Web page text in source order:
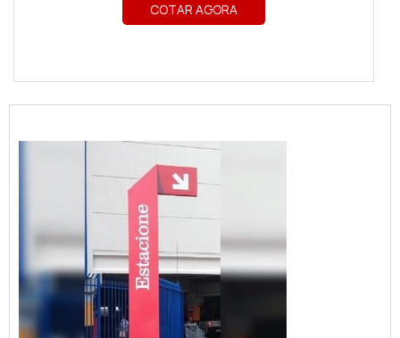
COTAR AGORA